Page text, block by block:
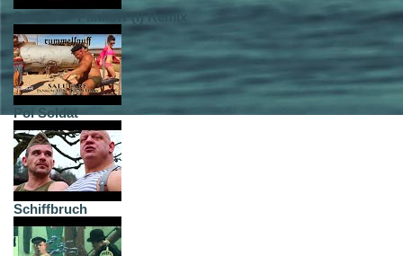
Salutare - Pankow (I) Remix
Poi Soldat
Schiffbruch